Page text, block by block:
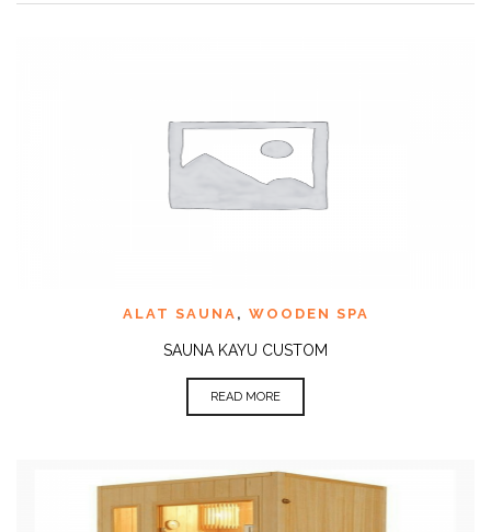
ALAT SAUNA , WOODEN SPA
SAUNA KAYU CUSTOM
READ MORE